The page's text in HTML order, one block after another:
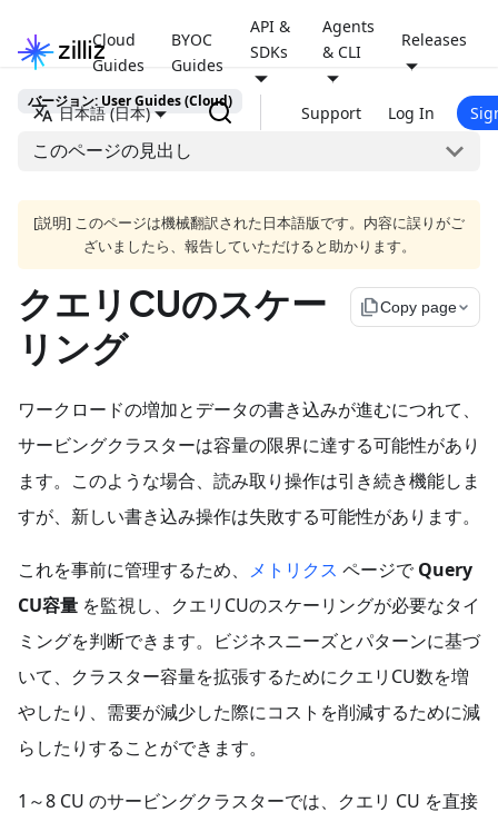
Cloud
Guides
BYOC
Guides
API &
SDKs
Agents
& CLI
Releases
日本語 (日本) Support Log In
バージョン: User Guides (Cloud)
このページの見出し
[説明] このページは機械翻訳された日本語版です。内容に誤りがご
ざいましたら、報告していただけると助かります。
クエリCUのスケー
リング
file_copyCopy page
ワークロードの増加とデータの書き込みが進むにつれて、
サービングクラスターは容量の限界に達する可能性があり
ます。このような場合、読み取り操作は引き続き機能しま
すが、新しい書き込み操作は失敗する可能性があります。
これを事前に管理するため、 メトリクス ページでQuery
CU容量 を監視し、クエリCUのスケーリングが必要なタイ
ミングを判断できます。ビジネスニーズとパターンに基づ
いて、クラスター容量を拡張するためにクエリCU数を増
やしたり、需要が減少した際にコストを削減するために減
らしたりすることができます。
1～8 CU のサービングクラスターでは、クエリ CU を直接